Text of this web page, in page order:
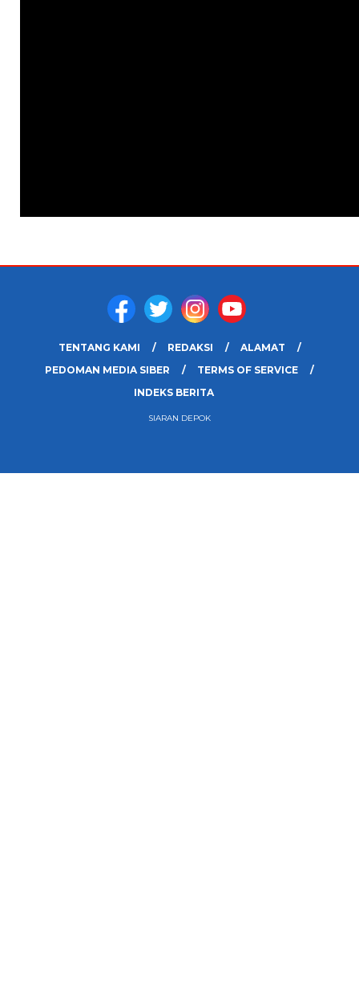
TENTANG KAMI REDAKSI
ALAMAT
PEDOMAN MEDIA SIBER
TERMS OF SERVICE
INDEKS BERITA
SIARAN DEPOK